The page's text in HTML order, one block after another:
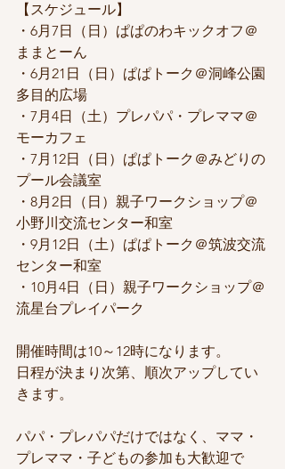
【スケジュール】
・6月7日（日）ぱぱのわキックオフ＠
ままとーん
・6月21日（日）ぱぱトーク＠洞峰公園
多目的広場
・7月4日（土）プレパパ・プレママ＠
モーカフェ
・7月12日（日）ぱぱトーク＠みどりの
プール会議室
・8月2日（日）親子ワークショップ＠
小野川交流センター和室
・9月12日（土）ぱぱトーク＠筑波交流
センター和室
・10月4日（日）親子ワークショップ＠
流星台プレイパーク
開催時間は10～12時になります。
日程が決まり次第、順次アップしてい
きます。
パパ・プレパパだけではなく、ママ・
プレママ・子どもの参加も大歓迎で